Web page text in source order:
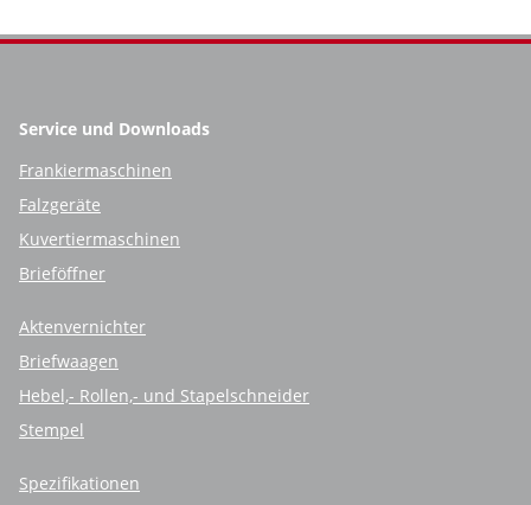
Service und Downloads
Frankiermaschinen
Falzgeräte
Kuvertiermaschinen
Brieföffner
Aktenvernichter
Briefwaagen
Hebel,- Rollen,- und Stapelschneider
Stempel
Spezifikationen